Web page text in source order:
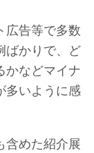
広告等で多数
ばかりで、ど
かなどマイナ
多いように感
含めた紹介展